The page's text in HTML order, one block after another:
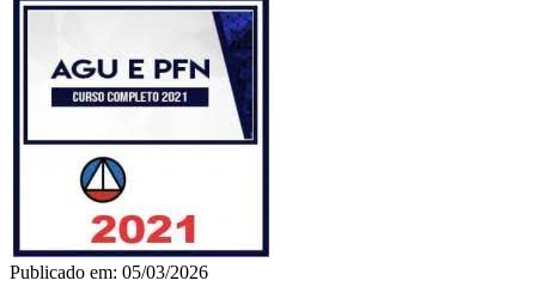
Publicado em: 05/03/2026